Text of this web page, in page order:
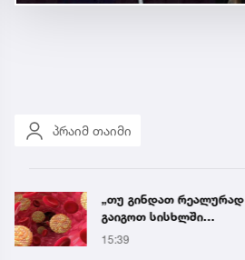
პრაიმ თაიმი
„თუ გინდათ რეალურად
გაიგოთ სისხლში
ქოლესტეროლის დონე,
15:39